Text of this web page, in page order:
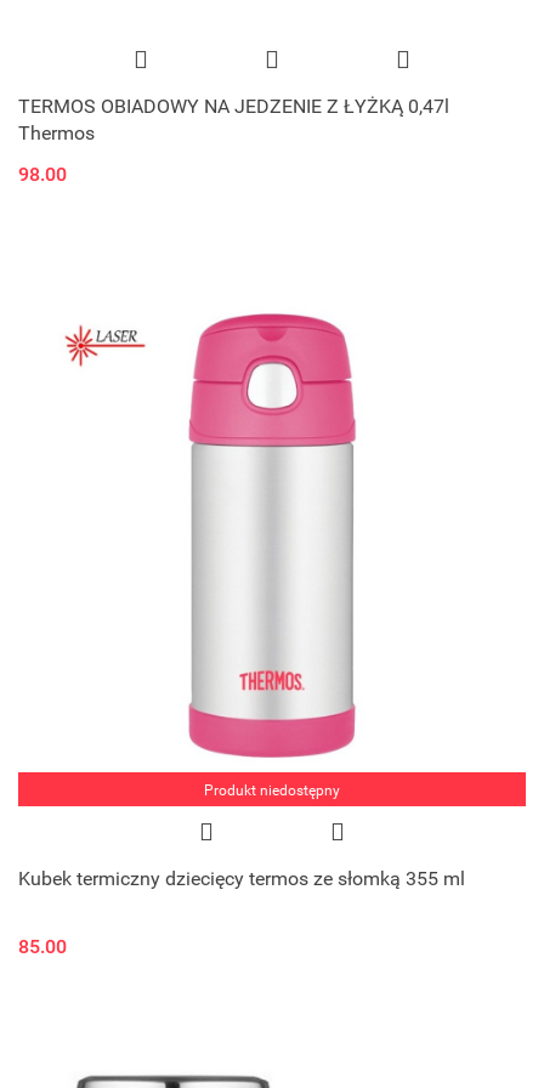
TERMOS OBIADOWY NA JEDZENIE Z ŁYŻKĄ 0,47l
Thermos
98.00
Produkt niedostępny
Kubek termiczny dziecięcy termos ze słomką 355 ml
85.00